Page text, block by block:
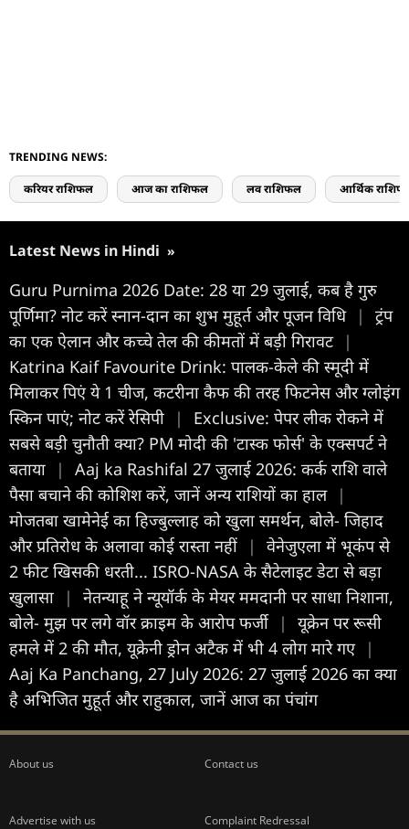
TRENDING NEWS:
करियर राशिफल आज का राशिफल लव राशिफल आर्थिक
Latest News in Hindi »
Guru Purnima 2026 Date: 28 या 29 जुलाई, कब है गुरु
पूर्णिमा? नोट करें स्नान-दान का शुभ मुहूर्त और पूजन विधि |
ट्रंप
का एक ऐलान और कच्चे तेल की कीमतों में बड़ी गिरावट |
Katrina Kaif Favourite Drink: पालक-केले की स्मूदी में
मिलाकर पिएं ये 1 चीज, कटरीना कैफ की तरह फिटनेस और ग्लोइंग
स्किन पाएं; नोट करें रेसिपी
|
Exclusive: पेपर लीक रोकने में
सबसे बड़ी चुनौती क्या? PM मोदी की 'टास्क फोर्स' के एक्सपर्ट ने
बताया
|
Aaj ka Rashifal 27 जुलाई 2026: कर्क राशि वाले
पैसा बचाने की कोशिश करें, जानें अन्य राशियों का हाल |
मोजतबा खामेनेई का हिज्बुल्लाह को खुला समर्थन, बोले- जिहाद
और प्रतिरोध के अलावा कोई रास्ता नहीं
|
वेनेजुएला में भूकंप से
2 फीट खिसकी धरती... ISRO-NASA के सैटेलाइट डेटा से बड़ा
खुलासा
|
नेतन्याहू ने न्यूयॉर्क के मेयर ममदानी पर साधा निशाना,
बोले- मुझ पर लगे वॉर क्राइम के आरोप फर्जी |
यूक्रेन पर रूसी
हमले में 2 की मौत, यूक्रेनी ड्रोन अटैक में भी 4 लोग मारे गए |
Aaj Ka Panchang, 27 July 2026: 27 जुलाई 2026 का क्या
है अभिजित मुहूर्त और राहुकाल, जानें आज का पंचांग
About us Contact us
Advertise with us Complaint Redressal